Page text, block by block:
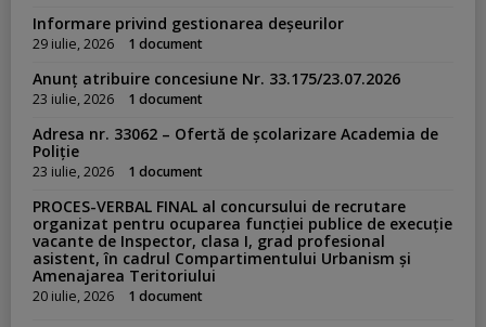
Informare privind gestionarea deșeurilor
29 iulie, 2026 1 document
Anunț atribuire concesiune Nr. 33.175/23.07.2026
23 iulie, 2026 1 document
Adresa nr. 33062 – Ofertă de școlarizare Academia de
Poliție
23 iulie, 2026 1 document
PROCES-VERBAL FINAL al concursului de recrutare
organizat pentru ocuparea funcției publice de execuție
vacante de Inspector, clasa I, grad profesional
asistent, în cadrul Compartimentului Urbanism și
Amenajarea Teritoriului
20 iulie, 2026 1 document